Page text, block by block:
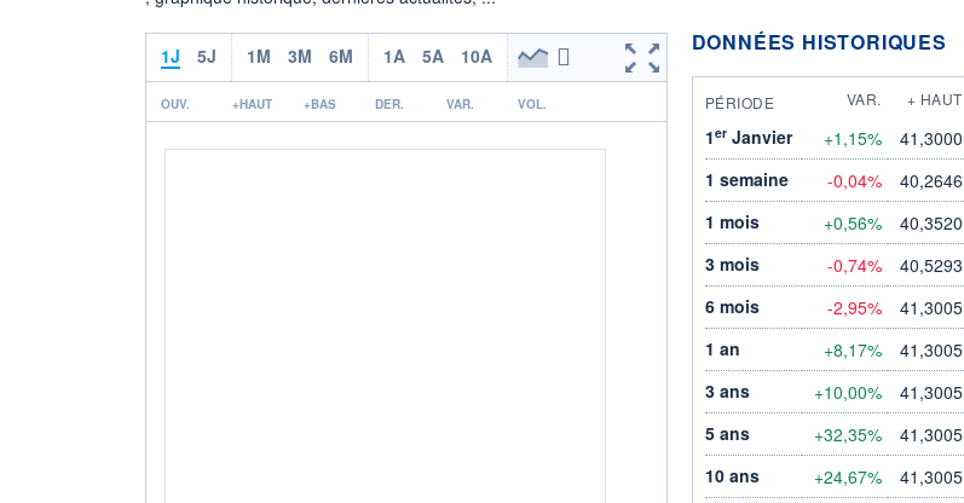
1J 5J 1M 3M 6M 1A 5A 10A
OUV. +HAUT +BAS DER. VAR. VOL.
DONNÉES HISTORIQUES
PÉRIODE VAR. + HAUT
1erJanvier +1,15% 41,3000
1 semaine
-0,04% 40,2646
1 mois
+0,56% 40,3520
3 mois
-0,74% 40,5293
6 mois
-2,95% 41,3005
1 an
+8,17% 41,3005
3 ans
+10,00% 41,3005
5 ans
+32,35% 41,3005
10 ans
+24,67% 41,3005